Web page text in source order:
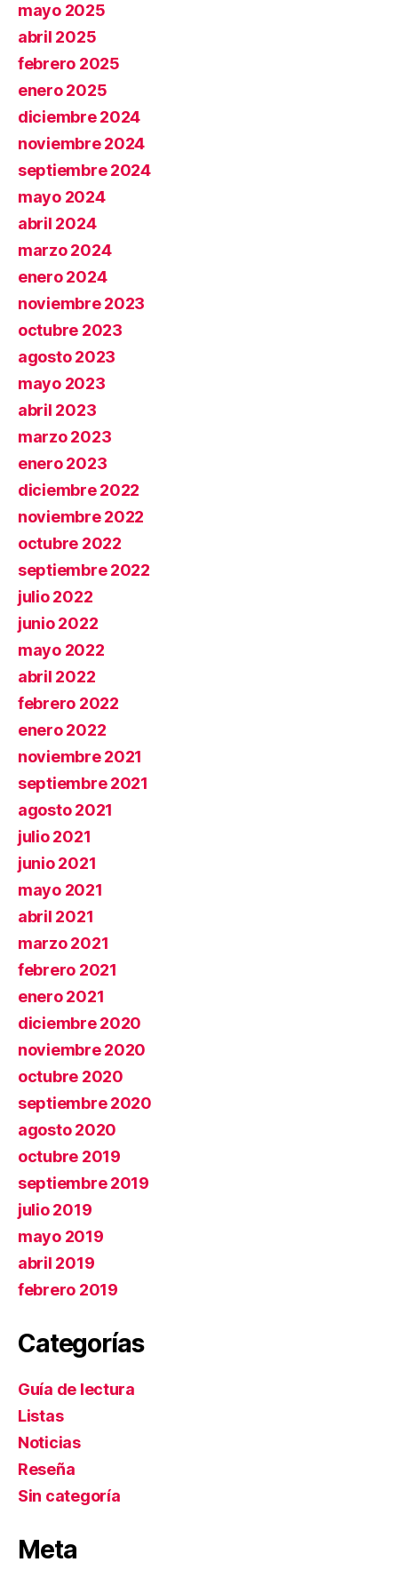
mayo 2025
abril 2025
febrero 2025
enero 2025
diciembre 2024
noviembre 2024
septiembre 2024
mayo 2024
abril 2024
marzo 2024
enero 2024
noviembre 2023
octubre 2023
agosto 2023
mayo 2023
abril 2023
marzo 2023
enero 2023
diciembre 2022
noviembre 2022
octubre 2022
septiembre 2022
julio 2022
junio 2022
mayo 2022
abril 2022
febrero 2022
enero 2022
noviembre 2021
septiembre 2021
agosto 2021
julio 2021
junio 2021
mayo 2021
abril 2021
marzo 2021
febrero 2021
enero 2021
diciembre 2020
noviembre 2020
octubre 2020
septiembre 2020
agosto 2020
octubre 2019
septiembre 2019
julio 2019
mayo 2019
abril 2019
febrero 2019
Categorías
Guía de lectura
Listas
Noticias
Reseña
Sin categoría
Meta